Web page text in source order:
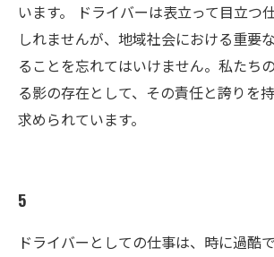
います。 ドライバーは表立って目立つ
しれませんが、地域社会における重要
ることを忘れてはいけません。私たち
る影の存在として、その責任と誇りを
求められています。
5
ドライバーとしての仕事は、時に過酷